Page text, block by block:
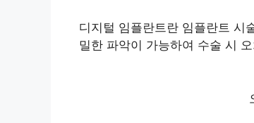
디지털 임플란트란 임플란트 시
밀한 파악이 가능하여 수술 시